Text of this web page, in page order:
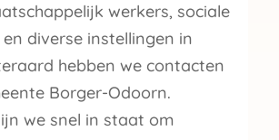
werkers, sociale
diverse instellingen in
hebben we contacten
Borger-Odoorn.
we snel in staat om